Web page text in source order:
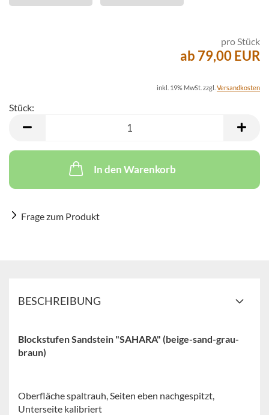
pro Stück
ab 79,00 EUR
inkl. 19% MwSt. zzgl. Versandkosten
Stück:
In den Warenkorb
Frage zum Produkt
BESCHREIBUNG
Blockstufen Sandstein "SAHARA" (beige-sand-grau-
braun)
Oberfläche spaltrauh, Seiten eben nachgespitzt,
Unterseite kalibriert